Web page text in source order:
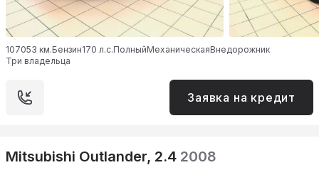
107053 км.Бензин170 л.с.ПолныйМеханическаяВнедорожник
Три владельца
Заявка на кредит
Mitsubishi Outlander, 2.4 2008